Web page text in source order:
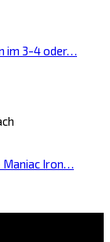
im 3-4 oder…
Maniac Iron…